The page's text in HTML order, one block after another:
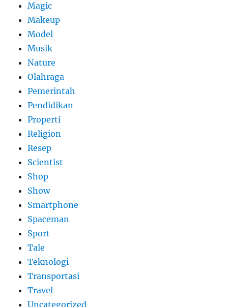
Magic
Makeup
Model
Musik
Nature
Olahraga
Pemerintah
Pendidikan
Properti
Religion
Resep
Scientist
Shop
Show
Smartphone
Spaceman
Sport
Tale
Teknologi
Transportasi
Travel
Uncategorized